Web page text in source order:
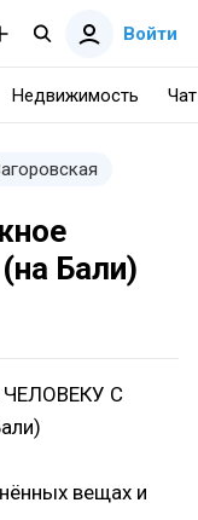
Войти
Недвижимость Чат
Бали)
С
вещах и